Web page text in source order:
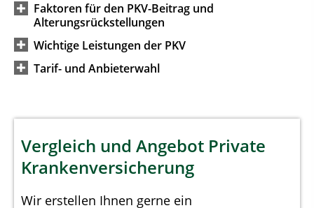
Faktoren für den PKV-Beitrag und
Alterungsrückstellungen
Wichtige Leistungen der PKV
Tarif- und Anbieterwahl
Vergleich und Angebot Private
Krankenversicherung
Wir erstellen Ihnen gerne ein